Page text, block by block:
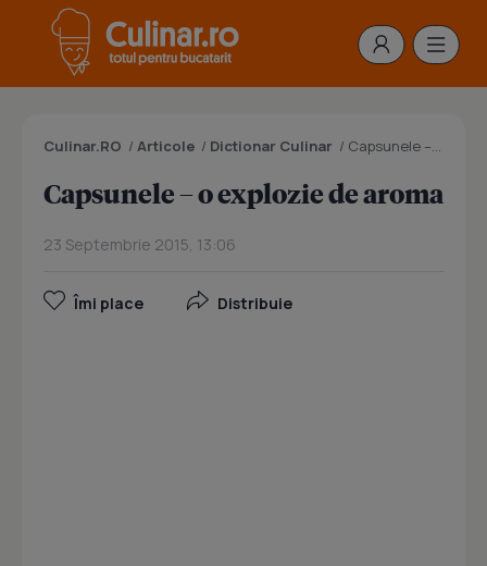
Culinar.RO / Articole / Dictionar Culinar / Capsunele – o explozie de aroma
Capsunele – o explozie de aroma
23 Septembrie 2015, 13:06
Îmi place Distribuie